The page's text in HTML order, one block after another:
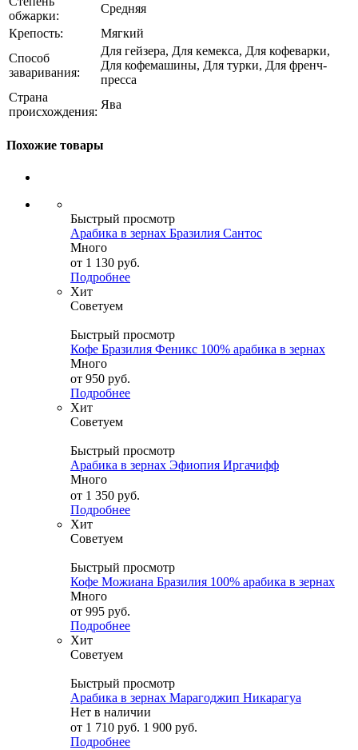
обжарки:
Средняя
Крепость:
Мягкий
Способ
заваривания:
Для гейзера, Для кемекса, Для кофеварки,
Для кофемашины, Для турки, Для френч-
пресса
Страна
происхождения:
Ява
Похожие товары
Быстрый просмотр
Арабика в зернах Бразилия Сантос
Много
от 1 130 руб.
Подробнее
Хит
Советуем
Быстрый просмотр
Кофе Бразилия Феникс 100% арабика в зернах
Много
от 950 руб.
Подробнее
Хит
Советуем
Быстрый просмотр
Арабика в зернах Эфиопия Иргачифф
Много
от 1 350 руб.
Подробнее
Хит
Советуем
Быстрый просмотр
Кофе Можиана Бразилия 100% арабика в зернах
Много
от 995 руб.
Подробнее
Хит
Советуем
Быстрый просмотр
Арабика в зернах Марагоджип Никарагуа
Нет в наличии
от 1 710 руб. 1 900 руб.
Подробнее